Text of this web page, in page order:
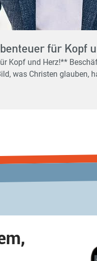
für Kopf
der Sinn des Lebens?" Du hast schon mal vom
was Christen
richtig.** Der Alpha-Kurs ist der perfekte
was Glauben
wird wieder ab Januar 2027
Über diesen Link: https://forms.cloud.microsoft/e/
an: alphakurs@vivakirche.de Weitere